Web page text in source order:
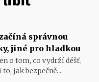
správnou
jiné pro hladkou
o tom, co vydrží déšť,
jak bezpečně...